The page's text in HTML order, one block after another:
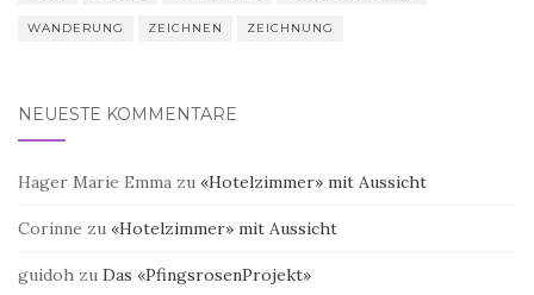
WANDERUNG ZEICHNEN ZEICHNUNG
NEUESTE KOMMENTARE
Hager Marie Emma zu «Hotelzimmer» mit Aussicht
Corinne zu «Hotelzimmer» mit Aussicht
guidoh zu Das «PfingsrosenProjekt»